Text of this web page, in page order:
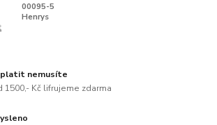
00095-5
Henrys
nemusíte
1500,- Kč lifrujeme zdarma